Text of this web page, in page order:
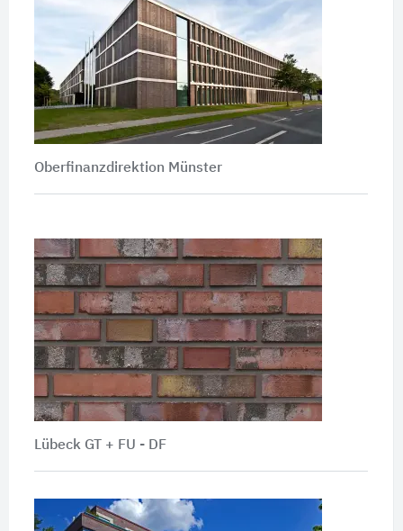
Oberfinanzdirektion Münster
Lübeck GT + FU - DF